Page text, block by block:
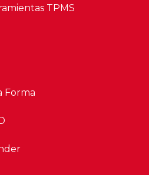
TPMS
Forma